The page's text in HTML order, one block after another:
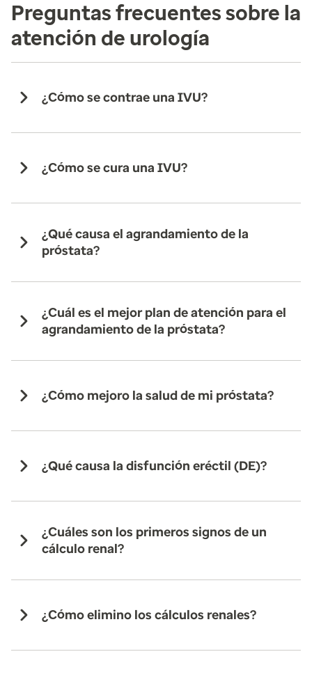
Preguntas frecuentes sobre la
atención de urología
¿Cómo se contrae una IVU?
¿Cómo se cura una IVU?
¿Qué causa el agrandamiento de la
próstata?
¿Cuál es el mejor plan de atención para el
agrandamiento de la próstata?
¿Cómo mejoro la salud de mi próstata?
¿Qué causa la disfunción eréctil (DE)?
¿Cuáles son los primeros signos de un
cálculo renal?
¿Cómo elimino los cálculos renales?